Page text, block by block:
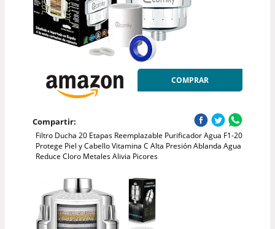
COMPRAR
Compartir:
Filtro Ducha 20 Etapas Reemplazable Purificador Agua F1-20
Protege Piel y Cabello Vitamina C Alta Presión Ablanda Agua
Reduce Cloro Metales Alivia Picores